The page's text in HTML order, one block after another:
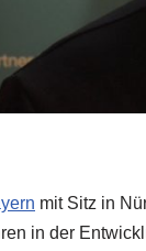
mit Sitz in
in der